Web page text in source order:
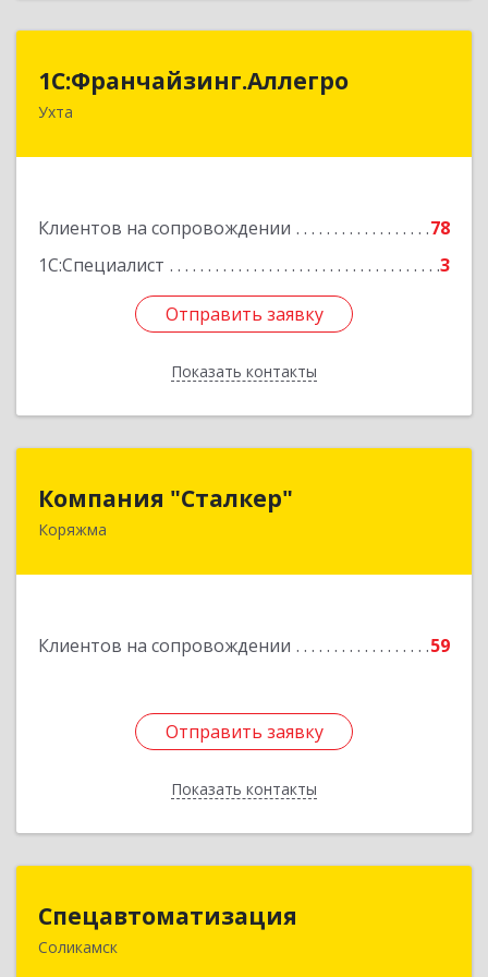
1С:Франчайзинг.Аллегро
Ухта
Клиентов на сопровождении
78
1С:Специалист
3
Отправить заявку
Показать контакты
1С:Франчайзинг.Аллегро
169304, Коми Респ, Ухта г, Чернова ул, дом №
Отправить заявку
Назад
Компания "Сталкер"
Коряжма
Клиентов на сопровождении 59
Отправить заявку
Показать контакты
Отправить заявку
Назад
Спецавтоматизация
Соликамск